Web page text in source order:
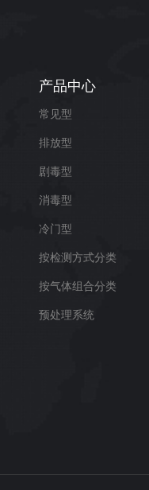
产品中心
常见型
排放型
剧毒型
消毒型
冷门型
按检测方式分类
按气体组合分类
预处理系统